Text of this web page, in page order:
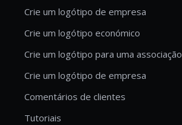
Crie um logótipo de empresa
Crie um logótipo económico
Crie um logótipo para uma associação
Crie um logótipo de empresa
Comentários de clientes
Tutoriais